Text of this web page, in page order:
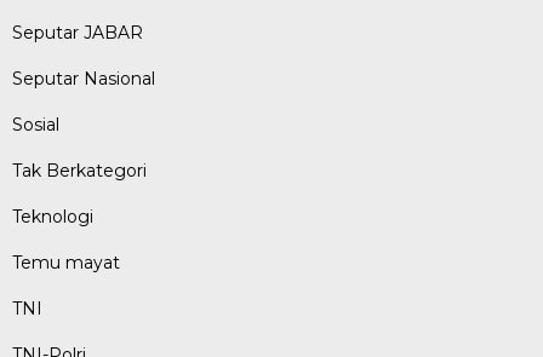
Seputar JABAR
Seputar Nasional
Sosial
Tak Berkategori
Teknologi
Temu mayat
TNI